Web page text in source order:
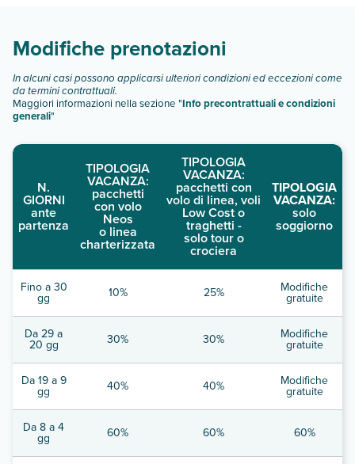
Modifiche prenotazioni
In alcuni casi possono applicarsi ulteriori condizioni ed eccezioni come
da termini contrattuali.
Maggiori informazioni nella sezione "Info precontrattuali e condizioni
generali"
N.
GIORNI
ante
partenza
TIPOLOGIA
VACANZA:
pacchetti
con volo
Neos
o linea
charterizzata
TIPOLOGIA
VACANZA:
pacchetti con
volo di linea, voli
Low Cost o
traghetti -
solo tour o
crociera
TIPOLOGIA
VACANZA:
solo
soggiorno
Fino a 30
gg 10% 25% Modifiche
gratuite
Da 29 a
20 gg 30% 30% Modifiche
gratuite
Da 19 a 9
gg 40% 40% Modifiche
gratuite
Da 8 a 4
gg 60% 60% 60%